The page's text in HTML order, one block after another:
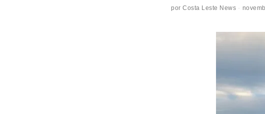
por Costa Leste News